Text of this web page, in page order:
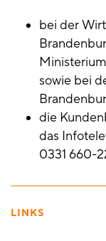
bei der
sowie bei
die
das
0331 660-
LINKS